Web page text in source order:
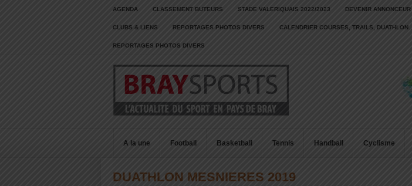
AGENDA CLASSEMENT BUTEURS STADE VALERIQUAIS 2022/2023 DEVENIR ANNONCEUR
CLUBS & LIENS REPORTAGES PHOTOS DIVERS CALENDRIER COURSES, TRAILS, DUATHLON…
REPORTAGES PHOTOS DIVERS
A la une Football Basketball Tennis Handball Cyclisme
DUATHLON MESNIERES 2019